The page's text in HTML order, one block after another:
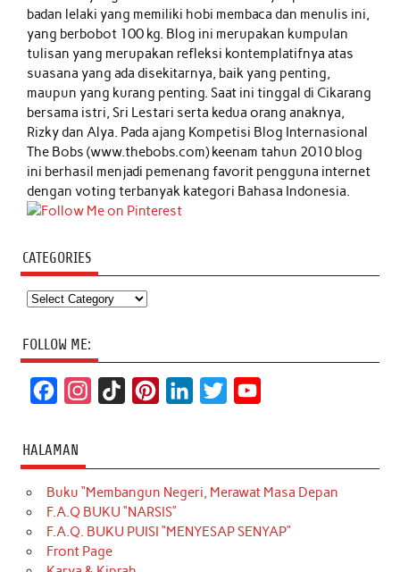
badan lelaki yang memiliki hobi membaca dan menulis ini,
yang berbobot 100 kg. Blog ini merupakan kumpulan
tulisan yang merupakan refleksi kontemplatifnya atas
suasana yang ada disekitarnya, baik yang penting,
maupun yang kurang penting. Saat ini tinggal di Cikarang
bersama istri, Sri Lestari serta kedua orang anaknya,
Rizky dan Alya. Pada ajang Kompetisi Blog Internasional
The Bobs (www.thebobs.com) keenam tahun 2010 blog
ini berhasil menjadi pemenang favorit pengguna internet
dengan voting terbanyak kategori Bahasa Indonesia.
CATEGORIES
Categories
FOLLOW ME:
c
e
b
o
o
t
a
g
r
T
o
k
t
e
r
k
e
d
t
t
e
T
u
b
HALAMAN
Buku “Membangun Negeri, Merawat Masa Depan
F.A.Q BUKU “NARSIS”
F.A.Q. BUKU PUISI “MENYESAP SENYAP”
Front Page